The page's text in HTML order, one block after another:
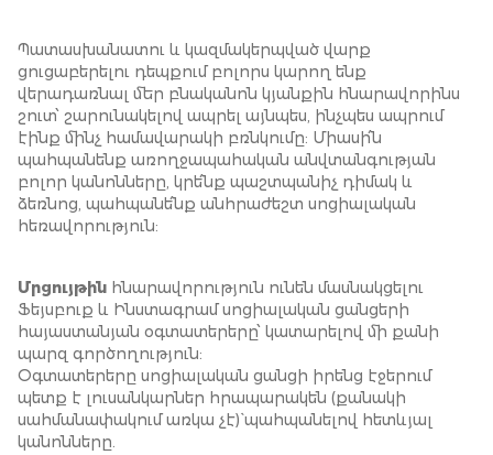
Պատասխանատու և կազմակերպված վարք
ցուցաբերելու դեպքում բոլորս կարող ենք
վերադառնալ մեր բնականոն կյանքին հնարավորինս
շուտ՝ շարունակելով ապրել այնպես, ինչպես ապրում
էինք մինչ համավարակի բռնկումը: Միասի՛ն
պահպանենք առողջապահական անվտանգության
բոլոր կանոնները, կրե՛նք պաշտպանիչ դիմակ և
ձեռնոց, պահպանե՛նք անհրաժեշտ սոցիալական
հեռավորություն:
Մրցույթին հնարավորություն ունեն մասնակցելու
Ֆեյսբուք և Ինստագրամ սոցիալական ցանցերի
հայաստանյան օգտատերերը՝ կատարելով մի քանի
պարզ գործողություն:
Օգտատերերը սոցիալական ցանցի իրենց էջերում
պետք է լուսանկարներ հրապարակեն (քանակի
սահմանափակում առկա չէ)` պահպանելով հետևյալ
կանոնները.